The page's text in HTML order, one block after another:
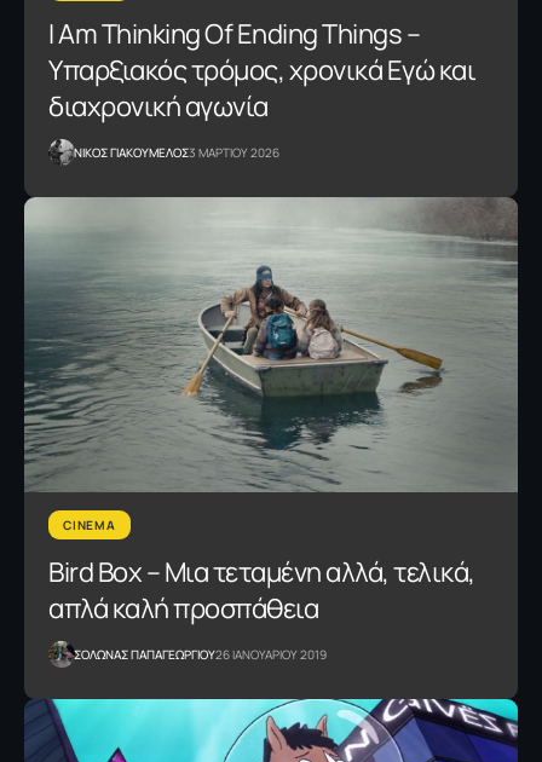
I Am Thinking Of Ending Things –
Yπαρξιακός τρόμος, χρονικά Εγώ και
διαχρονική αγωνία
NΙΚΟΣ ΓΙΑΚΟΥΜΕΛΟΣ3 ΜΑΡΤΙΟΥ 2026
CINEMA
Bird Box – Μια τεταμένη αλλά, τελικά,
απλά καλή προσπάθεια
ΣΟΛΩΝΑΣ ΠΑΠΑΓΕΩΡΓΙΟΥ26 ΙΑΝΟΥΑΡΙΟΥ 2019